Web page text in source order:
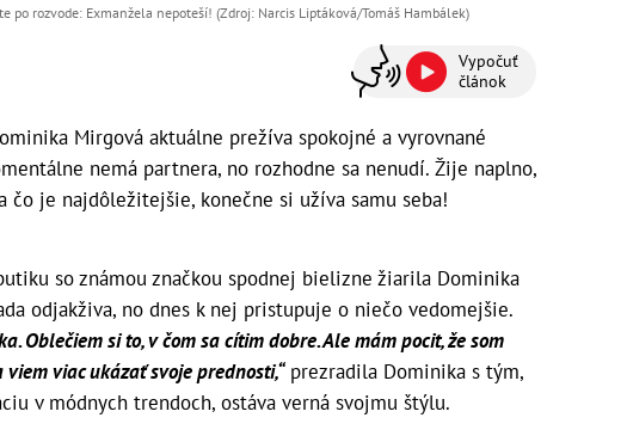
po rozvode: Exmanžela nepoteší! (Zdroj: Narcis Liptáková/Tomáš Hambálek)
Vypočuť
článok
Mirgová aktuálne prežíva spokojné a vyrovnané
nemá partnera, no rozhodne sa nenudí. Žije naplno,
čo je najdôležitejšie, konečne si užíva samu seba!
so známou značkou spodnej bielizne žiarila Dominika
odjakživa, no dnes k nej pristupuje o niečo vedomejšie.
Oblečiem si to, v čom sa cítim dobre. Ale mám pocit, že som
viac ukázať svoje prednosti,“prezradila Dominika s tým,
v módnych trendoch, ostáva verná svojmu štýlu.